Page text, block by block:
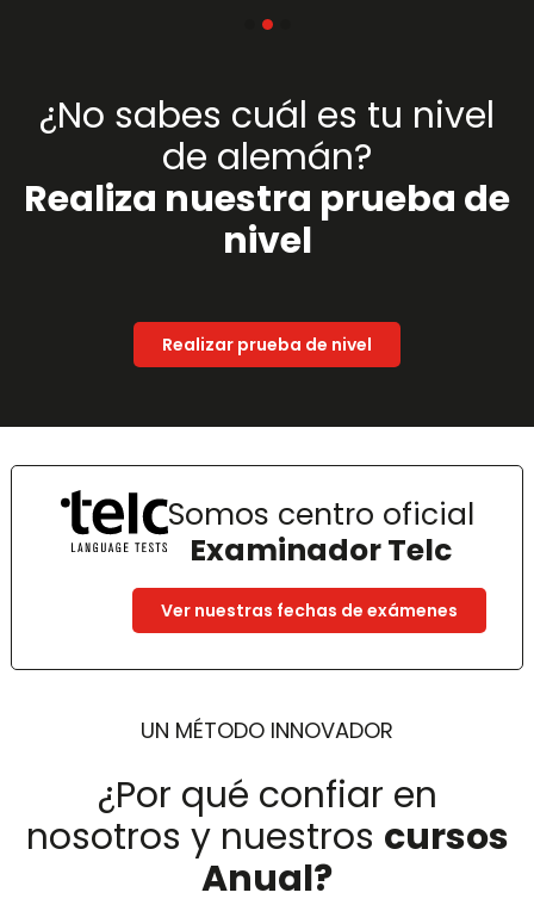
¿No sabes cuál es tu nivel
de alemán?
Realiza nuestra prueba de
nivel
Realizar prueba de nivel
Somos centro oficial
Examinador Telc
Ver nuestras fechas de exámenes
UN MÉTODO INNOVADOR
¿Por qué confiar en
nosotros y nuestros cursos
Anual?